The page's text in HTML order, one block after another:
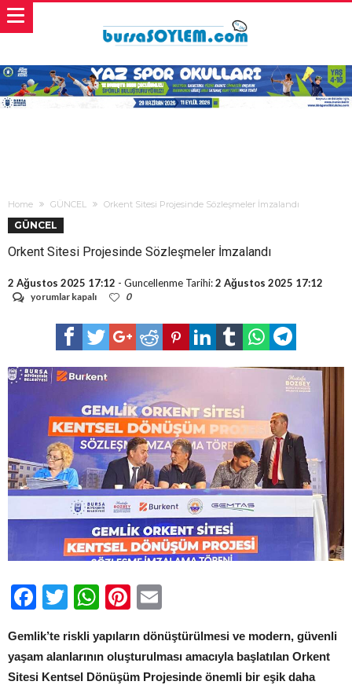
Home GÜNCEL Orkent Sitesi Projesinde Sözleşmeler İmzalandı
GÜNCEL
Orkent Sitesi Projesinde Sözleşmeler İmzalandı
2 Ağustos 2025 17:12 - Guncellenme Tarihi:2 Ağustos 2025 17:12
Orkent
Projesinde
Sözleşmeler
İmzalandı
yorumlar kapalı 0
Facebook
TwitterWhatsApp
Pinterest
Gemlik’te riskli yapıların dönüştürülmesi ve modern, güvenli
yaşam alanlarının oluşturulması amacıyla başlatılan Orkent
Sitesi Kentsel Dönüşüm Projesinde önemli bir eşik daha